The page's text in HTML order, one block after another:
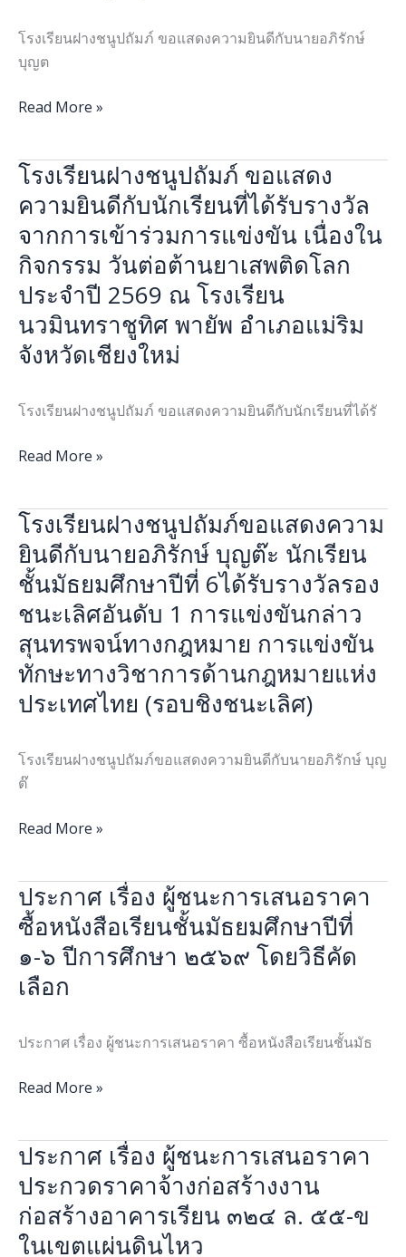
โรงเรียนฝางชนูปถัมภ์ ขอแสดงความยินดีกับนายอภิรักษ์
บุญต
บุญ
นักเรียน
ชั้น
ที่
ได้
รับ
รางวัล
ชนะ
การ
ประกวด
วิดิ
ยุติ
ต่อ
เด็ก
สตรี
และ
บุคคล
ใน
ครอบครัว
ภาย
ใต้
”ยุติ
ความ
ทาง
เพื่อ
สตรี
และ
ผู้
หญิง“
ปี
Read More »
โรงเรียนฝางชนูปถัมภ์ ขอแสดง
ความยินดีกับนักเรียนที่ได้รับรางวัล
จากการเข้าร่วมการแข่งขัน เนื่องใน
กิจกรรม วันต่อต้านยาเสพติดโลก
ประจำปี 2569 ณ โรงเรียน
นวมินทราชูทิศ พายัพ อำเภอแม่ริม
จังหวัดเชียงใหม่
โรงเรียนฝางชนูปถัมภ์ ขอแสดงความยินดีกับนักเรียนที่ได้รั
โรงเรียน
ชนูป
ถัมภ์
ขอ
แสดง
ความ
ยินดี
กับ
ที่
รับ
การ
เข้า
ร่วม
การ
แข่งขัน
เนื่อง
ใน
วัน
ต้าน
ยา
ติด
ประจำ
ปี
2569
โรงเรียน
นวมินทราชูทิศ
อำเภอ
จังหวัด
Read More »
โรงเรียนฝางชนูปถัมภ์ขอแสดงความ
ยินดีกับนายอภิรักษ์ บุญต๊ะ นักเรียน
ชั้นมัธยมศึกษาปีที่ 6ได้รับรางวัลรอง
ชนะเลิศอันดับ 1 การแข่งขันกล่าว
สุนทรพจน์ทางกฎหมาย การแข่งขัน
ทักษะทางวิชาการด้านกฎหมายแห่ง
ประเทศไทย (รอบชิงชนะเลิศ)
โรงเรียนฝางชนูปถัมภ์ขอแสดงความยินดีกับนายอภิรักษ์ บุญ
ต๊
โรงเรียน
ฝาง
ชนูป
ถัมภ์
ขอ
แสดง
ความ
ยินดี
กับ
อภิรักษ์
บุญ
นักเรียน
ปี
ที่
รับ
รางวัล
ชนะ
อันดับ
แข่งขัน
กล่าว
สุนทรพจน์
ทาง
กฎหมาย
Read More »
ประกาศ เรื่อง ผู้ชนะการเสนอราคา
ซื้อหนังสือเรียนชั้นมัธยมศึกษาปีที่
๑-๖ ปีการศึกษา ๒๕๖๙ โดยวิธีคัด
เลือก
ประกาศ เรื่อง ผู้ชนะการเสนอราคา ซื้อหนังสือเรียนชั้นมัธ
ประกาศ
เรื่อง
ผู้
ชนะ
การ
ราคา
หนังสือ
มัธยมศึกษา
ที่
๑-๖
ปี
Read More »
ประกาศ เรื่อง ผู้ชนะการเสนอราคา
ประกวดราคาจ้างก่อสร้างงาน
ก่อสร้างอาคารเรียน ๓๒๔ ล. ๕๕-ข
ในเขตแผ่นดินไหว
ประกาศ
เรื่อง
ผู้
ชนะ
การ